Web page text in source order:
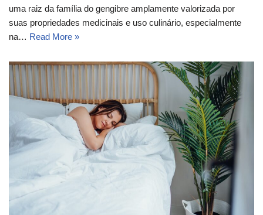
uma raiz da família do gengibre amplamente valorizada por
suas propriedades medicinais e uso culinário, especialmente
na… Read More »